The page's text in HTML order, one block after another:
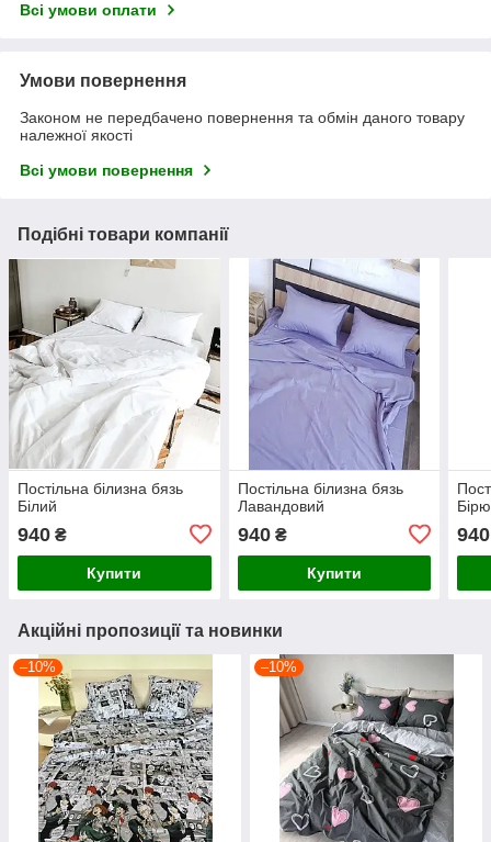
Всі умови оплати
Умови повернення
Законом не передбачено повернення та обмін даного товару
належної якості
Всі умови повернення
Подібні товари компанії
Постільна білизна бязь
Білий
940 ₴
Купити
Постільна білизна бязь
Лавандовий
940₴
Купити
940
Акційні пропозиції та новинки
–10% –10%